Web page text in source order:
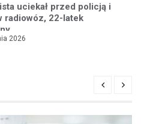
uciekał przed policją i
radiowóz, 22-latek
2026